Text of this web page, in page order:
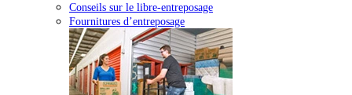
Conseils sur le libre-entreposage
Fournitures d’entreposage